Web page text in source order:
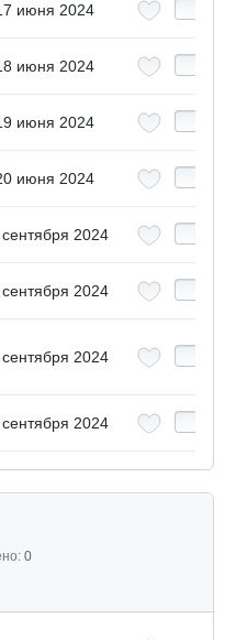
июня 2024
июня 2024
июня 2024
июня 2024
2024
2024
2024
2024
0